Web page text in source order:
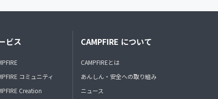
ビス
コミュニティ
Creation
CAMPFIRE について
CAMPFIREとは
あんしん・安全への取り組み
ニュース